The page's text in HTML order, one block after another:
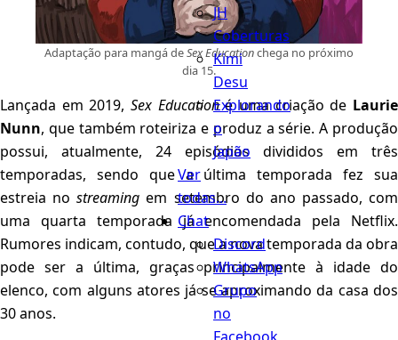
JH
Coberturas
Kimi
Desu
Explorando
o
Japão
Ver
todas...
Chat
Discord
WhatsApp
Grupo
no
Adaptação para mangá deSex Educationchega no próximo
dia 15.
Lançada em 2019, Sex Educationé uma criação de Laurie
Nunn, que também roteiriza e produz a série. A produção
possui, atualmente, 24 episódios divididos em três
temporadas, sendo que a última temporada fez sua
estreia nostreaming em setembro do ano passado, com
uma quarta temporada já encomendada pela Netflix.
Rumores indicam, contudo, que a nova temporada da obra
pode ser a última, graças principalmente à idade do
elenco, com alguns atores já se aproximando da casa dos
30 anos.